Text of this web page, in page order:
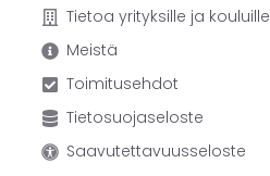
Tietoa yrityksille ja kouluille
Meistä
Toimitusehdot
Tietosuojaseloste
Saavutettavuusseloste